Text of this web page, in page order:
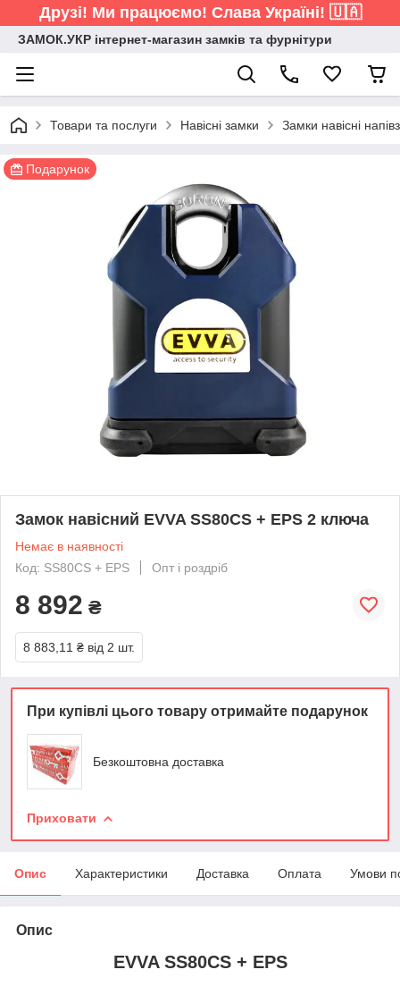
Друзі! Ми працюємо! Слава Україні! 🇺🇦
ЗАМОК.УКР інтернет-магазин замків та фурнітури
Товари та послуги Навісні замки Замки навісні
Подарунок
Замок навісний EVVA SS80CS + EPS 2 ключа
Немає в наявності
Код: SS80CS + EPS
Опт і роздріб
8 892 ₴
8 883,11 ₴ від 2 шт.
При купівлі цього товару отримайте подарунок
Безкоштовна доставка
Приховати
Опис Характеристики Доставка Оплата Умови
Опис
EVVA SS80CS + EPS